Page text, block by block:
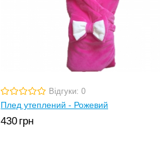
Відгуки: 0
Плед утеплений - Рожевий
430 грн